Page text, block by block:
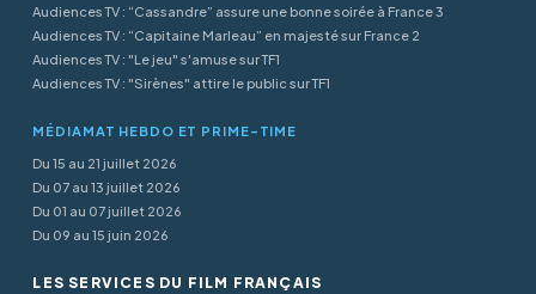
Audiences TV : “Cassandre” assure une bonne soirée à France 3
Audiences TV : “Capitaine Marleau” en majesté sur France 2
Audiences TV : "Le jeu" s'amuse sur TF1
Audiences TV : "Sirènes" attire le public sur TF1
MÉDIAMAT HEBDO ET PRIME-TIME
Du 15 au 21 juillet 2026
Du 07 au 13 juillet 2026
Du 01 au 07 juillet 2026
Du 09 au 15 juin 2026
LES SERVICES DU FILM FRANÇAIS